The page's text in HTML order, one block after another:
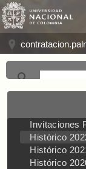
Invitaciones
Histórico
Histórico
Histórico